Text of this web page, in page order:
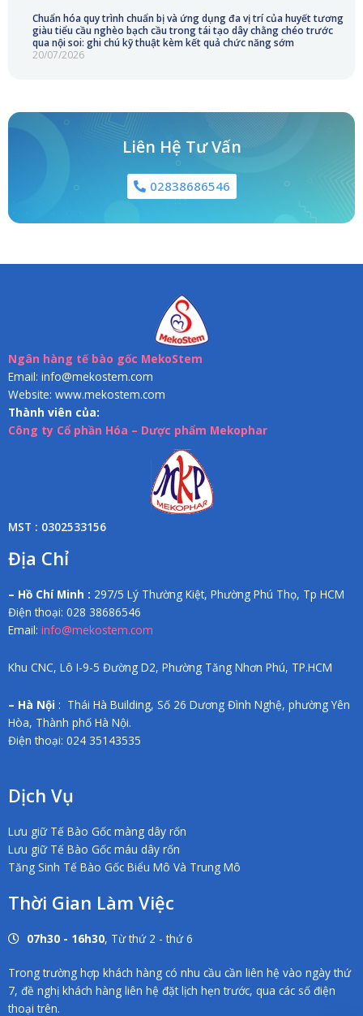
Chuẩn hóa quy trình chuẩn bị và ứng dụng đa vị trí của huyết tương
giàu tiểu cầu nghèo bạch cầu trong tái tạo dây chằng chéo trước
qua nội soi: ghi chú kỹ thuật kèm kết quả chức năng sớm
20/07/2026
Liên Hệ Tư Vấn
02838686546
Ngân hàng tế bào gốc MekoStem
Email: info@mekostem.com
Website: www.mekostem.com
Thành viên của:
Công ty Cổ phần Hóa – Dược phẩm Mekophar
MST : 0302533156
Địa Chỉ
– Hồ Chí Minh : 297/5 Lý Thường Kiệt, Phường Phú Thọ, Tp HCM
Điện thoại: 028 38686546
Email: info@mekostem.com
Khu CNC, Lô I-9-5 Đường D2, Phường Tăng Nhơn Phú, TP.HCM
– Hà Nội : Thái Hà Building, Số 26 Dương Đình Nghệ, phường Yên
Hòa, Thành phố Hà Nội.
Điện thoại: 024 35143535
Dịch Vụ
Lưu giữ Tế Bào Gốc màng dây rốn
Lưu giữ Tế Bào Gốc máu dây rốn
Tăng Sinh Tế Bào Gốc Biểu Mô Và Trung Mô
Thời Gian Làm Việc
07h30 - 16h30, Từ thứ 2 - thứ 6
Trong trường hợp khách hàng có nhu cầu cần liên hệ vào ngày thứ
7, đề nghị khách hàng liên hệ đặt lịch hẹn trước, qua các số điện
thoại trên.